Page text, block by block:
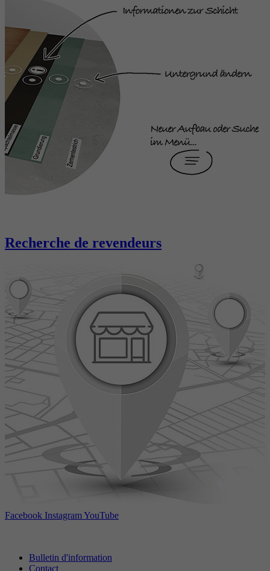
Recherche de revendeurs
Facebook InstagramYouTube
Bulletin d'information
Contact